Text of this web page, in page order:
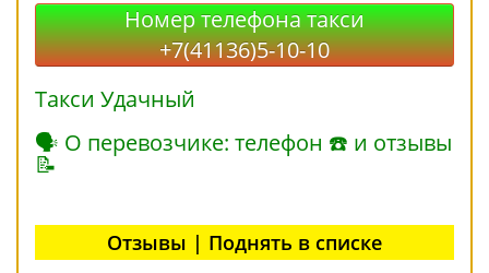
Номер телефона такси
+7(41136)5-10-10
Такси Удачный
🗣 О перевозчике: телефон ☎ и отзывы
📝
Отзывы | Поднять в списке